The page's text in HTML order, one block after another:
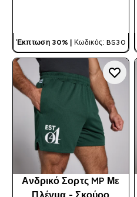
Έκπτωση 30% | Κωδικός: BS30
Ανδρικό Σορτς MP Με
Πλέγμα - Σκούρο